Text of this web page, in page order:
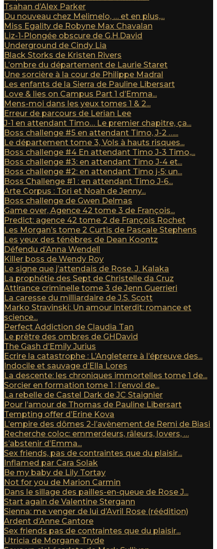
Tsahan d’Alex Parker
Du nouveau chez Melimelo, … et en plus,...
Miss Egality de Robyne Max Chavalan
Liz-1-Plongée obscure de G.H.David
Underground de Cindy Lia
Black Storks de Kristen Rivers
L’ombre du département de Laurie Staret
Une sorcière à la cour de Philippe Madral
Les enfants de la Sierra de Pauline Libersart
Love & lies on Campus Part 1 d’Emma...
Mens-moi dans les yeux tomes 1 & 2...
Erreur de parcours de Lerian Lee
J-1 en attendant Timo… Le premier chapitre, ça...
Boss challenge #5 en attendant Timo, J-2 …...
Le département tome 3, Vols à hauts risques...
Boss challenge #4 En attendant Timo J-3 Timo,...
Boss challenge #3: en attendant Timo J-4 et...
Boss challenge #2: en attendant Timo j-5: un...
Boss Challenge #1 : en attendant Timo J-6...
Arte Corpus : Tori et Noah de Jenny...
Boss challenge de Gwen Delmas
Game over, Agence 42 tome 3 de François...
Predict: agence 42 tome 2 de François Rochet
Les Morgan’s tome 2 Curtis de Pascale Stephens
Les yeux des ténèbres de Dean Koontz
Défendu d’Anna Wendell
Killer boss de Wendy Roy
Le signe que j’attendais de Rose. J. Kalaka
La prophétie des Sept de Christelle da Cruz
Attirance criminelle tome 3 de Jenn Guerrieri
La caresse du milliardaire de J.S. Scott
Marko Stravinski: Un amour interdit: romance et
science...
Perfect Addiction de Claudia Tan
Le prêtre des ombres de GHDavid
The Gash d’Emily Jurius
Ecrire la catastrophe : L’Angleterre à l’épreuve des...
Indocile et sauvage d’Ella Lores
La descente: les chroniques immortelles tome 1 de...
Sorcier en formation tome 1 : l’envol de...
La rebelle de Castel Dark de JC Staignier
Pour l’amour de Thomas de Pauline Libersart
Tempting offer d’Erine Kova
L’empire des dômes 2-l’avènement de Remi de Biasi
Recherche coloc: emmerdeurs, râleurs, lovers, …
s’abstenir d’Emma...
Sex friends, pas de contraintes que du plaisir...
Inflamed par Cara Solak
Be my baby de Lily Tortay
Not for you de Marion Carmin
Dans le sillage des pailles-en-queue de Rose J...
Start again de Valentine Stergann
Sienna: me venger de lui d’Avril Rose (réédition)
Ardent d’Anne Cantore
Sex friends pas de contraintes que du plaisir...
Utricia de Morgane Tryde